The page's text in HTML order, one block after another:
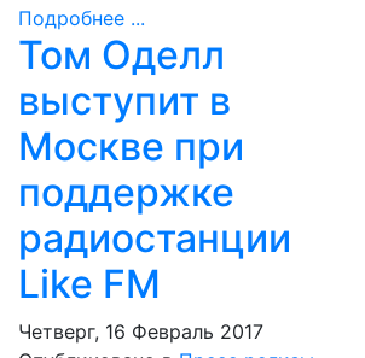
Подробнее ...
Том Оделл
выступит в
Москве при
поддержке
радиостанции
Like FM
Четверг, 16 Февраль 2017